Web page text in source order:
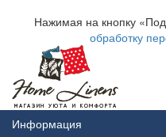
Нажимая на кнопку
обработку
Информация